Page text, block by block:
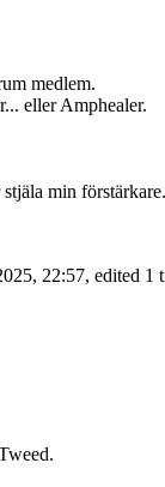
medlem.
eller Amphealer.
min förstärkare.
22:57, edited 1